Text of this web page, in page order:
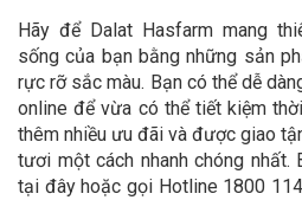
Hãy để Dalat Hasfarm mang
sống của bạn bằng những sản
rực rỡ sắc màu. Bạn có thể dễ
online để vừa có thể tiết kiệm
thêm nhiều ưu đãi và được giao
tươi một cách nhanh chóng nhất.
tại đây hoặc gọi Hotline 1800